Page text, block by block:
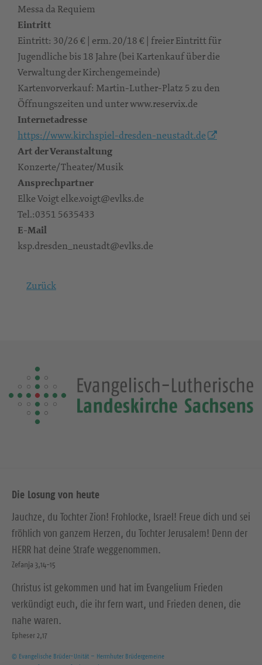
Messa da Requiem
Eintritt
Eintritt: 30/26 € | erm. 20/18 € | freier Eintritt für
Jugendliche bis 18 Jahre (bei Kartenkauf über die
Verwaltung der Kirchengemeinde)
Kartenvorverkauf: Martin-Luther-Platz 5 zu den
Öffnungszeiten und unter www.reservix.de
Internetadresse
https://www.kirchspiel-dresden-neustadt.de
Art der Veranstaltung
Konzerte/Theater/Musik
Ansprechpartner
Elke Voigt elke.voigt@evlks.de
Tel.:0351 5635433
E-Mail
ksp.dresden_neustadt@evlks.de
Zurück
Die Losung von heute
Jauchze, du Tochter Zion! Frohlocke, Israel! Freue dich und sei
fröhlich von ganzem Herzen, du Tochter Jerusalem! Denn der
HERR hat deine Strafe weggenommen.
Zefanja 3,14-15
Christus ist gekommen und hat im Evangelium Frieden
verkündigt euch, die ihr fern wart, und Frieden denen, die
nahe waren.
Epheser 2,17
© Evangelische Brüder-Unität – Herrnhuter Brüdergemeine